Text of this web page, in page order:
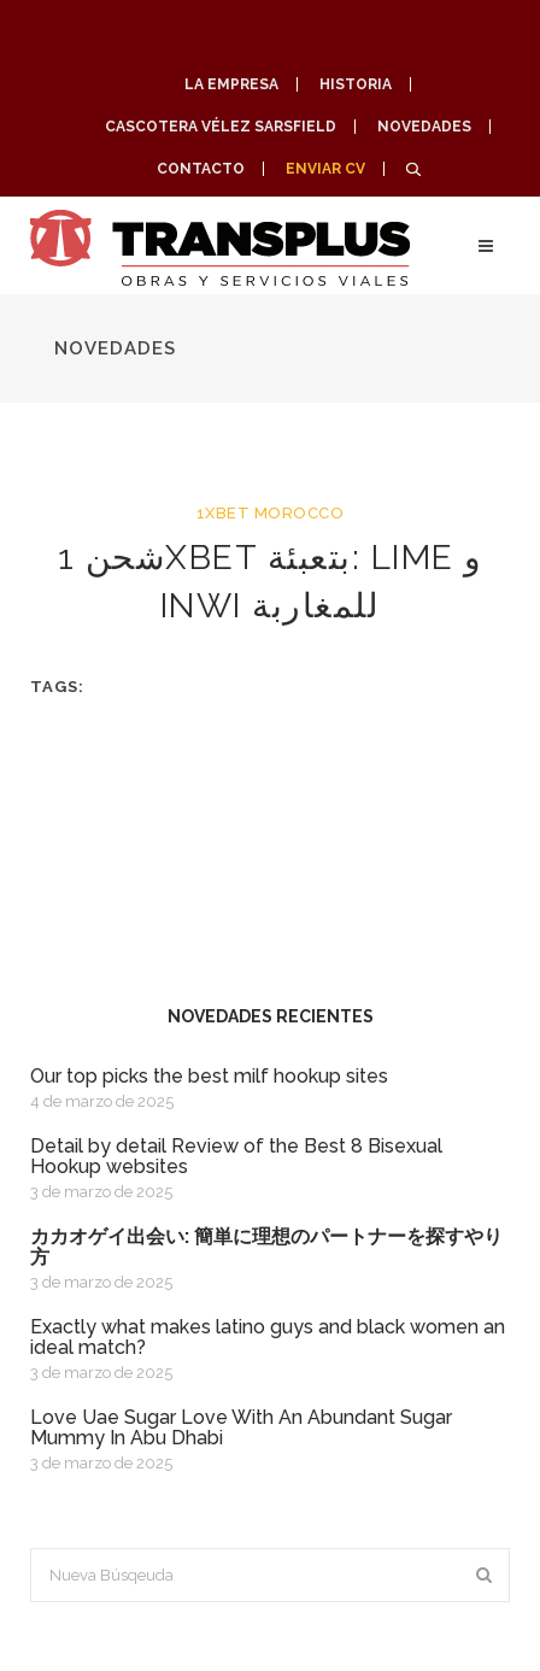
LA EMPRESA HISTORIA
CASCOTERA VÉLEZ SARSFIELD NOVEDADES
CONTACTO ENVIAR CV
NOVEDADES
1XBET MOROCCO
شحن 1XBET بتعبئة: LIME و
INWI للمغاربة
TAGS:
NOVEDADES RECIENTES
Our top picks the best milf hookup sites
4 de marzo de 2025
Detail by detail Review of the Best 8 Bisexual
Hookup websites
3 de marzo de 2025
カカオゲイ出会い: 簡単に理想のパートナーを探すやり
方
3 de marzo de 2025
exactly what makes latino guys and black women an
ideal match?
3 de marzo de 2025
Love Uae Sugar Love With An Abundant Sugar
Mummy In Abu Dhabi
3 de marzo de 2025